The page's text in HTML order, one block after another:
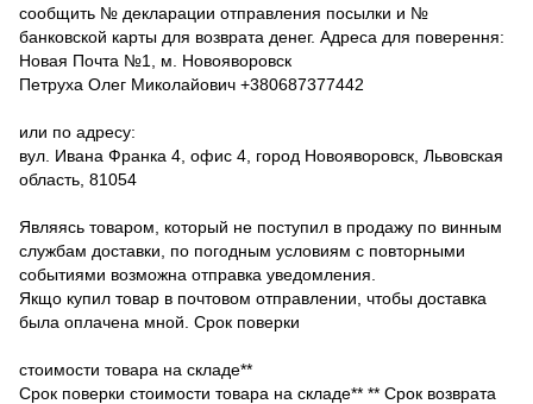
сообщить № декларации отправления посылки и №
банковской карты для возврата денег. Адреса для поверення:
Новая Почта №1, м. Новояворовск
Петруха Олег Миколайович +380687377442
или по адресу:
вул. Ивана Франка 4, офис 4, город Новояворовск, Львовская
область, 81054
Являясь товаром, который не поступил в продажу по винным
службам доставки, по погодным условиям с повторными
событиями возможна отправка уведомления.
Якщо купил товар в почтовом отправлении, чтобы доставка
была оплачена мной. Срок поверки
стоимости товара на складе**
Срок поверки стоимости товара на складе** ** Срок возврата